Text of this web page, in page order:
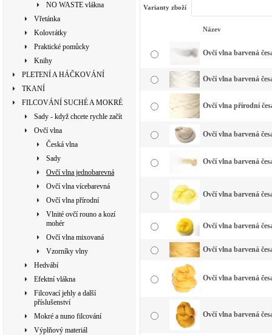
NO WASTE vlákna
Vřetánka
Kolovrátky
Praktické pomůcky
Knihy
PLETENÍ A HÁČKOVÁNÍ
TKANÍ
FILCOVÁNÍ SUCHÉ A MOKRÉ
Sady - když chcete rychle začít
Ovčí vlna
Česká vlna
Sady
Ovčí vlna jednobarevná
Ovčí vlna vícebarevná
Ovčí vlna přírodní
Vlnité ovčí rouno a kozí
mohér
Ovčí vlna mixovaná
Vzorníky vlny
Hedvábí
Efektní vlákna
Filcovací jehly a další
příslušenství
Mokré a nuno filcování
Výplňový materiál
Varianty zboží
Název
Ovčí vlna barvená
Ovčí vlna barvená
Ovčí vlna přírodní
Ovčí vlna barvená
Ovčí vlna barvená
Ovčí vlna barvená
Ovčí vlna barvená
Ovčí vlna barvená
Ovčí vlna barvená
Ovčí vlna barvená